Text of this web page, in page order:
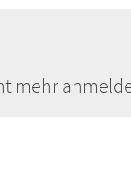
mehr